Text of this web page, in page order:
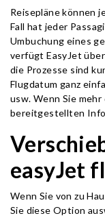
Reisepläne können
Fall hat jeder
Umbuchung eines
verfügt EasyJet
die Prozesse sind
Flugdatum ganz
usw. Wenn Sie
bereitgestellten
easyJet
Wenn Sie von zu
Sie diese Option